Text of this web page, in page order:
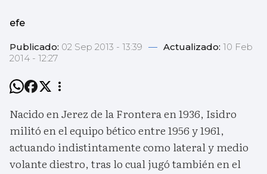
efe
Publicado: 02 Sep 2013 - 13:39 — Actualizado: 10 Feb
2014 - 12:27
Nacido en Jerez de la Frontera en 1936, Isidro
militó en el equipo bético entre 1956 y 1961,
actuando indistintamente como lateral y medio
volante diestro, tras lo cual jugó también en el